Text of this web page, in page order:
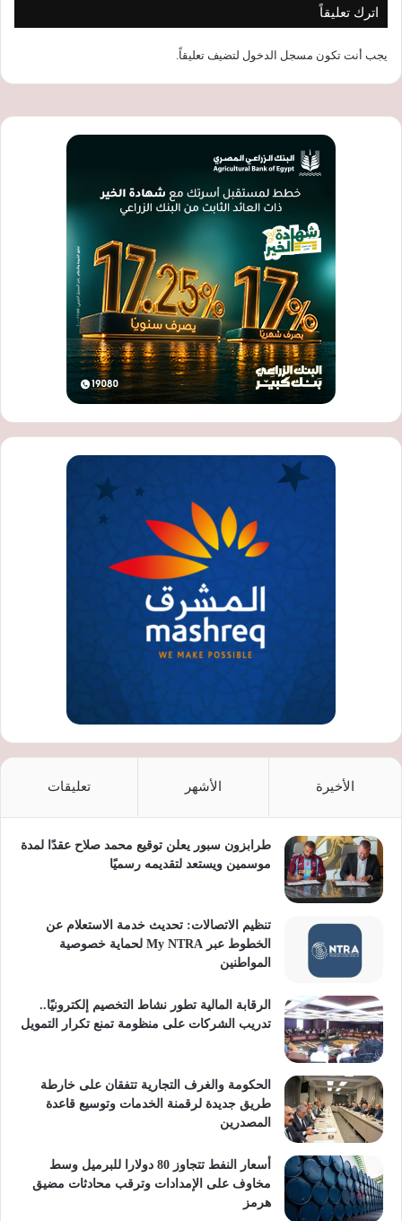
اترك تعليقاً
يجب أنت تكون مسجل الدخول لتضيف تعليقاً.
الأخيرة الأشهر تعليقات
طرابزون سبور يعلن توقيع محمد صلاح عقدًا لمدة
موسمين ويستعد لتقديمه رسميًا
تنظيم الاتصالات: تحديث خدمة الاستعلام عن
الخطوط عبر My NTRA لحماية خصوصية
المواطنين
الرقابة المالية تطور نشاط التخصيم إلكترونيًا..
تدريب الشركات على منظومة تمنع تكرار التمويل
الحكومة والغرف التجارية تتفقان على خارطة
طريق جديدة لرقمنة الخدمات وتوسيع قاعدة
المصدرين
أسعار النفط تتجاوز 80 دولارا للبرميل وسط
مخاوف على الإمدادات وترقب محادثات مضيق
هرمز